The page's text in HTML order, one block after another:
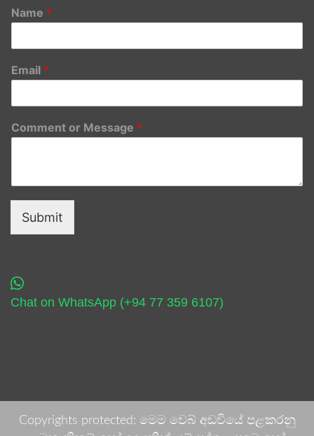
Name *
Email *
Comment or Message *
Submit
Chat on WhatsApp (+94 77 359 6107)
Copyrights protected: මෙම වෙබ් අඩවියේ පළකරනු